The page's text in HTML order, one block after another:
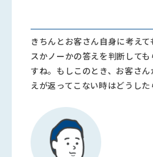
きちんとお客さん自身に考え
スかノーかの答えを判断して
すね。もしこのとき、お客さ
えが返ってこない時はどうし